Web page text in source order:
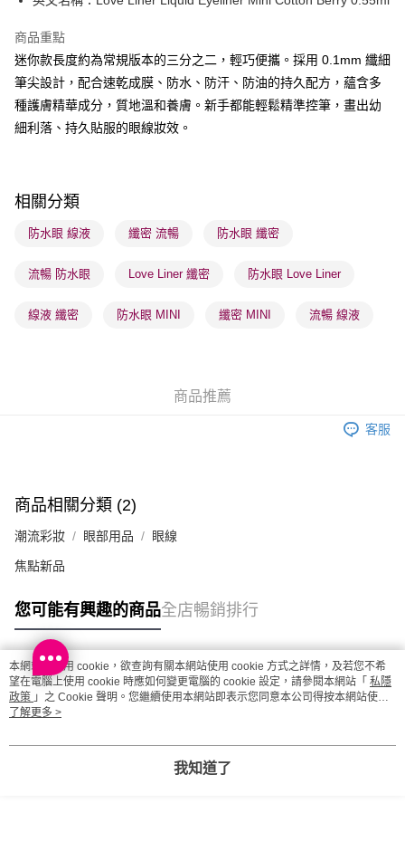
WeChat Pay
BoC Pay
送貨方式
順豐自助櫃 - 確認發貨後1-3個工作天送達
每筆HK$65.00，滿HK$300.00或以上免運費
每筆HK$65.00，滿HK$300.00或以上免運費
確認發貨後1-3 工作天送達，訂單將隨機分配至SF順豐速運或京東
每筆HK$65.00，滿HK$300.00或以上免運費
(香港門市) 只顯示可選門市。確認發貨後2-5個工作天到店，3天內
(澳門門市) 只顯示可選門市。確認發貨後2-5個工作天到店，3天內
商品重點
迷你款長度約為常規版本的三分之二，輕巧便攜。採用 0.1mm 纖細
筆尖設計，配合速乾成膜、防水、防汗、防油的持久配方，蘊含多
種護膚精華成分，質地溫和養膚。新手都能輕鬆精準控筆，畫出幼
細利落、持久貼服的眼線妝效。
相關分類
防水眼 線液 纖密 流暢 防水眼 纖密
流暢 防水眼 Love Liner 纖密 防水眼 Love Liner
線液 纖密 防水眼 MINI 纖密 MINI 流暢 線液
商品推薦
客服
商品相關分類 (2)
潮流彩妝 眼部用品 眼線
焦點新品
您可能有興趣的商品全店暢銷排行
熱門標籤
熱銷排行
本網站中使用 cookie，欲查詢有關本網站使用 cookie 方式之詳情，及若您不希
望在電腦上使用 cookie 時應如何變更電腦的 cookie 設定，請參閱本網站「 私隱
政策 」之 Cookie 聲明。您繼續使用本網站即表示您同意本公司得按本網站使用
條款之 Cookie 聲明使用 cookie。
了解更多 >
我知道了